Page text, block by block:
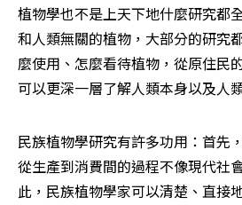
植物學也不是上天下地什麼研究都
和人類無關的植物，大部分的研究
麼使用、怎麼看待植物，從原住民
可以更深一層了解人類本身以及人
民族植物學研究有許多功用：首先
從生產到消費間的過程不像現代社
此，民族植物學家可以清楚、直接